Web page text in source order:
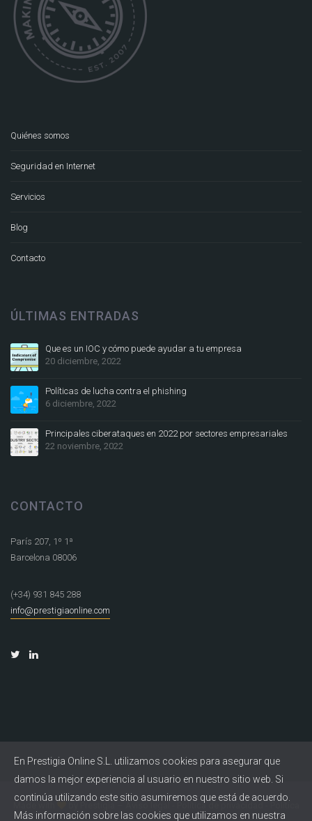
Quiénes somos
Seguridad en Internet
Servicios
Blog
Contacto
ÚLTIMAS ENTRADAS
Que es un IOC y cómo puede ayudar a tu empresa
20 diciembre, 2022
Políticas de lucha contra el phishing
6 diciembre, 2022
Principales ciberataques en 2022 por sectores empresariales
22 noviembre, 2022
CONTACTO
París 207, 1º 1ª
Barcelona 08006
(+34) 931 845 288
info@prestigiaonline.com
Política de privacidad
En Prestigia Online S.L. utilizamos cookies para asegurar que
damos la mejor experiencia al usuario en nuestro sitio web. Si
continúa utilizando este sitio asumiremos que está de acuerdo.
Más información sobre las cookies que utilizamos en nuestra